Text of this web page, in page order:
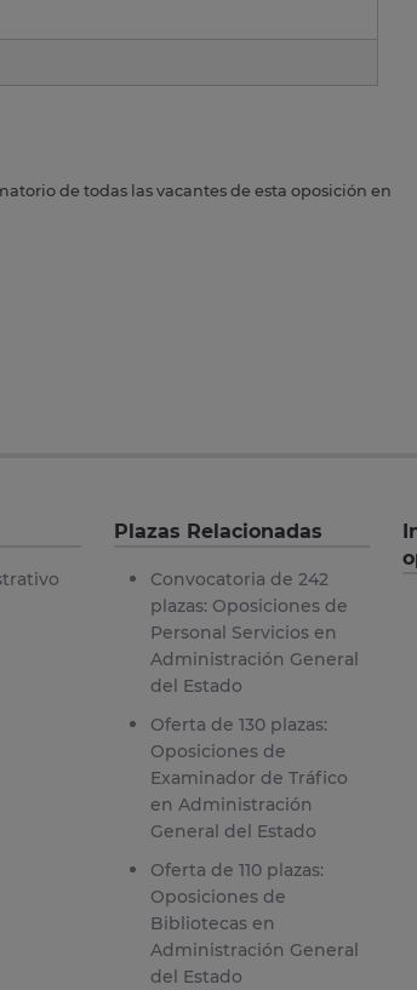
de todas las vacantes de esta oposición en
Plazas Relacionadas
Convocatoria de 242
plazas: Oposiciones de
Personal Servicios en
Administración General
del Estado
Oferta de 130 plazas:
Oposiciones de
Examinador de Tráfico
en Administración
General del Estado
Oferta de 110 plazas:
Oposiciones de
Bibliotecas en
Administración General
del Estado